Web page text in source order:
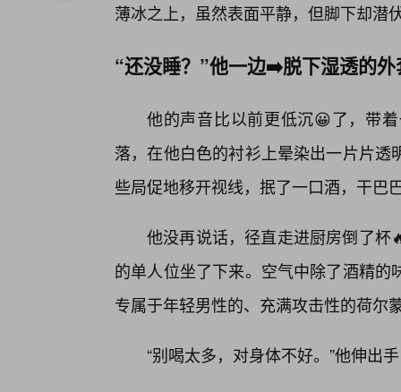
薄冰之上，虽然表面平静，但脚下却潜
“还没睡？”他一边➡️脱下湿透的
他的声音比以前更低沉😀了，带
落，在他白色的衬衫上晕染出一片片
些局促地移开视线，抿了一口酒，干巴
他没再说话，径直走进厨房倒了杯
的单人位坐了下来。空气中除了酒精
专属于年轻男性的、充满攻击性的荷尔
“别喝太多，对身体不好。”他伸出